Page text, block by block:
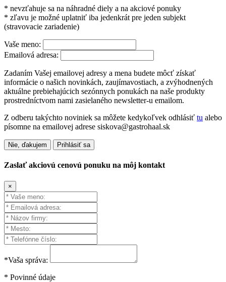
* nevzťahuje sa na náhradné diely a na akciové ponuky
* zľavu je možné uplatniť iba jedenkrát pre jeden subjekt
(stravovacie zariadenie)
Vaše meno:
Emailová adresa:
Zadaním Vašej emailovej adresy a mena budete môcť získať
informácie o našich novinkách, zaujímavostiach, a zvýhodnených
aktuálne prebiehajúcich sezónnych ponukách na naše produkty
prostredníctvom nami zasielaného newsletter-u emailom.
Z odberu takýchto noviniek sa môžete kedykoľvek odhlásiť tu alebo
písomne na emailovej adrese siskova@gastrohaal.sk
Nie, ďakujem Prihlásiť sa
Zaslať akciovú cenovú ponuku na môj kontakt
×
*Vaša správa:
* Povinné údaje